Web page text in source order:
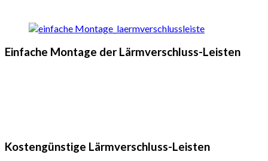
Einfache Montage der Lärmverschluss-Leisten
Kostengünstige Lärmverschluss-Leisten